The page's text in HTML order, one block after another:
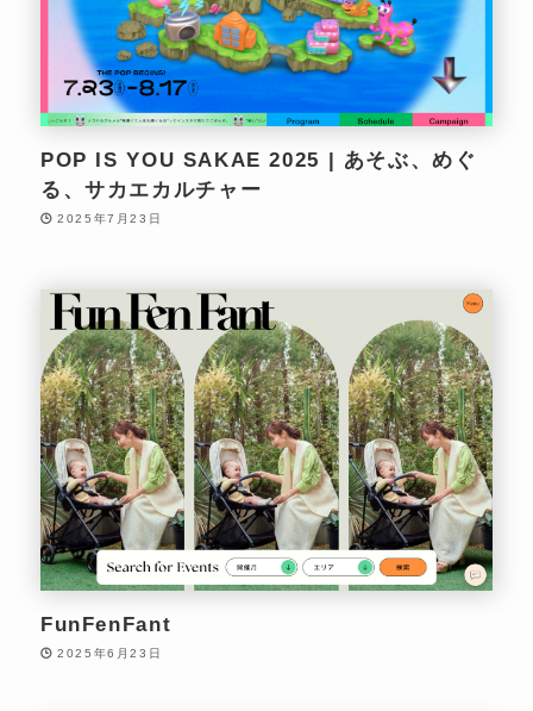
POP IS YOU SAKAE 2025 | あそぶ、めぐ
る、サカエカルチャー
2025年7月23日
FunFenFant
2025年6月23日